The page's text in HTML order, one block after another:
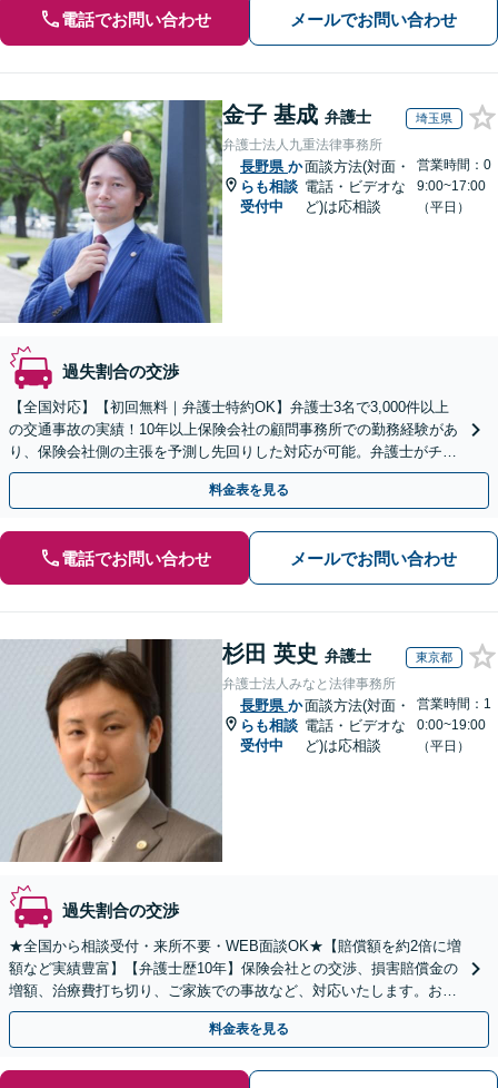
電話でお問い合わせ メールでお問い合わせ
金子 基成 弁護士 埼玉県
弁護士法人九重法律事務所
長野県 か
らも相談
受付中
面談方法(対面・
電話・ビデオな
ど)は応相談
営業時間：0
9:00~17:00
（平日）
過失割合の交渉
【全国対応】【初回無料｜弁護士特約OK】弁護士3名で3,000件以上
の交通事故の実績！10年以上保険会社の顧問事務所での勤務経験があ
り、保険会社側の主張を予測し先回りした対応が可能。弁護士がチー
ムとなり示談交渉、休業損害、後遺障害等に対応。
料金表を見る
電話でお問い合わせ メールでお問い合わせ
杉田 英史 弁護士 東京都
弁護士法人みなと法律事務所
長野県 か
らも相談
受付中
面談方法(対面・
電話・ビデオな
ど)は応相談
営業時間：1
0:00~19:00
（平日）
過失割合の交渉
★全国から相談受付・来所不要・WEB面談OK★【賠償額を約2倍に増
額など実績豊富】【弁護士歴10年】保険会社との交渉、損害賠償金の
増額、治療費打ち切り、ご家族での事故など、対応いたします。お早
めにご相談ください【初回相談・着手金無料】
料金表を見る